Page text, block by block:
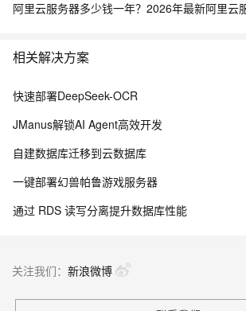
阿里云服务器多少钱一年？2026年最新阿里云
相关解决方案
快速部署DeepSeek-OCR
JManus解锁AI Agent高效开发
自建数据库迁移到云数据库
一键部署幻兽帕鲁游戏服务器
通过 RDS 读写分离提升数据库性能
关注我们： 新浪微博